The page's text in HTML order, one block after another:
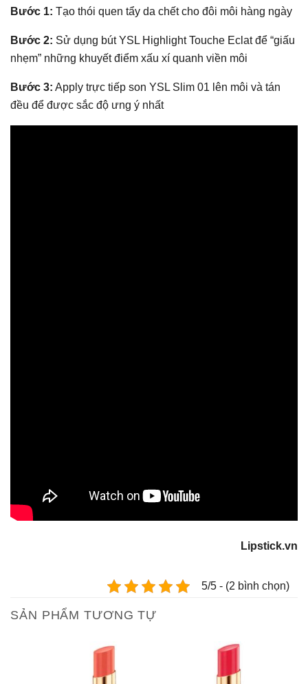
Bước 1: Tạo thói quen tẩy da chết cho đôi môi hàng ngày
Bước 2: Sử dụng bút YSL Highlight Touche Eclat để “giấu
nhẹm” những khuyết điểm xấu xí quanh viền môi
Bước 3: Apply trực tiếp son YSL Slim 01 lên môi và tán
đều để được sắc độ ưng ý nhất
Lipstick.vn
5/5 - (2 bình chọn)
SẢN PHẨM TƯƠNG TỰ